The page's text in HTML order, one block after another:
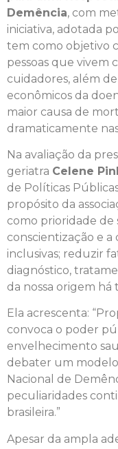
Demência, com
iniciativa, adotada
tem como objetivo
pessoas que vivem
cuidadores, além
econômicos da
maior causa de
dramaticamente
Na avaliação da
geriatra Celene
de Políticas
propósito da
como prioridade de
conscientização e
inclusivas; reduzir
diagnóstico,
da nossa origem há
Ela acrescenta:
convoca o poder
envelhecimento
debater um
Nacional de
peculiaridades
brasileira.”
Apesar da ampla